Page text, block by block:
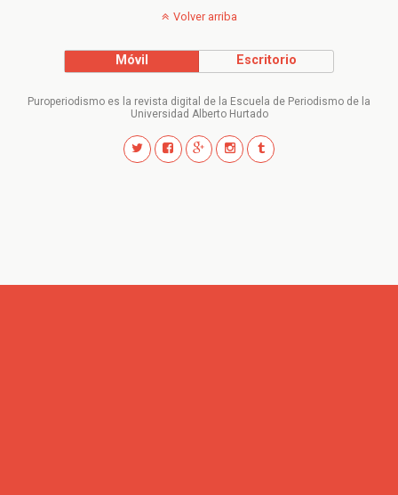
Volver arriba
Móvil Escritorio
Puroperiodismo es la revista digital de la Escuela de Periodismo de la
Universidad Alberto Hurtado